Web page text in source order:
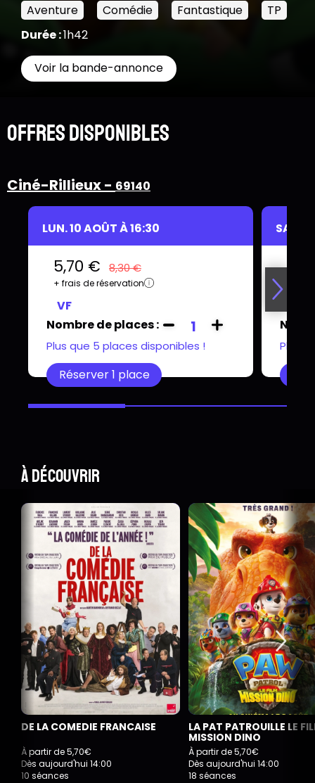
Aventure
Comédie Fantastique
TP
Durée :1h42
Voir la bande-annonce
Offres disponibles
Ciné-Rillieux - 69140
LUN. 10 AOÛT À 16:30
5,70 € 8,30 €
+ frais de réservation
VF
Nombre de places :
1
Plus que 5 places disponibles !
Réserver 1 place
SAM.
Plus
À découvrir
DE LA COMEDIE FRANCAISE
À partir de 5,70€
Dès aujourd'hui 14:00
10 séances
LA PAT PATROUILLE LE
MISSION DINO
À partir de 5,70€
Dès aujourd'hui 14:00
18 séances